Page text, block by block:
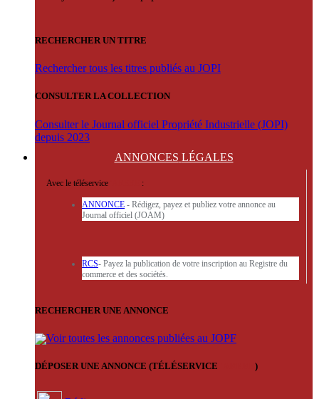
RECHERCHER UN TITRE
Rechercher tous les titres publiés au JOPI
CONSULTER LA COLLECTION
Consulter le Journal officiel Propriété Industrielle (JOPI)
depuis 2023
ANNONCES LÉGALES
Avec le téléservice :
ANNONCE - Rédigez, payez et publiez votre annonce au
Journal officiel (JOAM)
RCS- Payez la publication de votre inscription au Registre du
commerce et des sociétés.
RECHERCHER UNE ANNONCE
Voir toutes les annonces publiées au JOPF
DÉPOSER UNE ANNONCE (TÉLÉSERVICE )